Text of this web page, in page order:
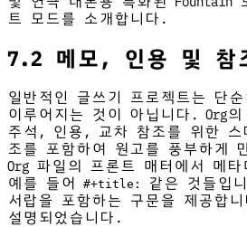
트 모드를 소개합니다.
7.2 메모, 인용 및 참
일반적인 글쓰기 프로젝트는 단
이루어지는 것이 아닙니다. Org
주석, 인용, 교차 참조를 위한 스
조를 포함하여 원고를 풍부하게
Org 파일의 프론트 매터에서 메
예를 들어
#+title:
같은 것들입
서랍을 포함하는 구문을 제공합
설명되었습니다.